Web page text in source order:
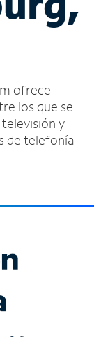
ofrece
los que se
y
de telefonía